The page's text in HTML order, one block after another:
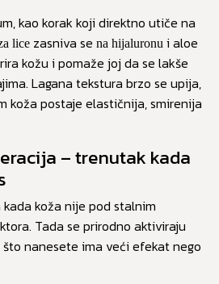
kao korak koji direktno utiče na
lice zasniva se na hijaluronu i aloe
kožu i pomaže joj da se lakše
Lagana tekstura brzo se upija,
koža postaje elastičnija, smirenija
– trenutak kada
koža nije pod stalnim
Tada se prirodno aktiviraju
što nanesete ima veći efekat nego